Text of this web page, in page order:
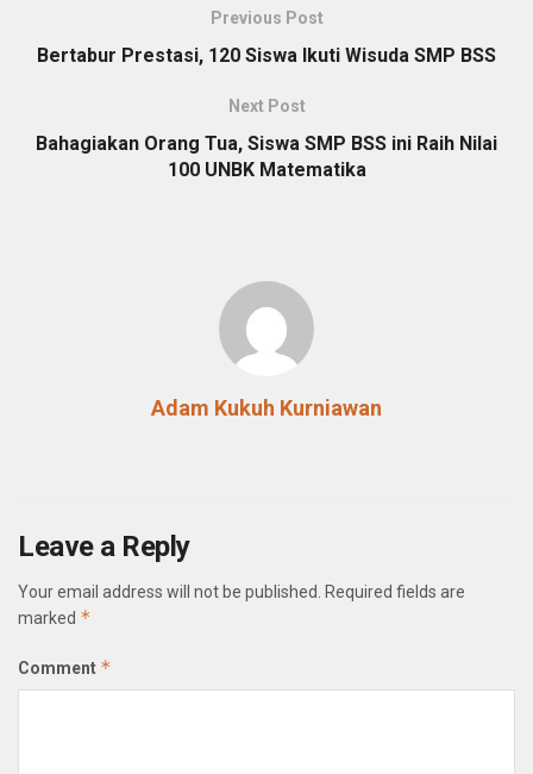
Previous Post
Bertabur Prestasi, 120 Siswa Ikuti Wisuda SMP BSS
Next Post
Bahagiakan Orang Tua, Siswa SMP BSS ini Raih Nilai
100 UNBK Matematika
Adam Kukuh Kurniawan
Leave a Reply
Your email address will not be published.
Required fields are
marked *
Comment *